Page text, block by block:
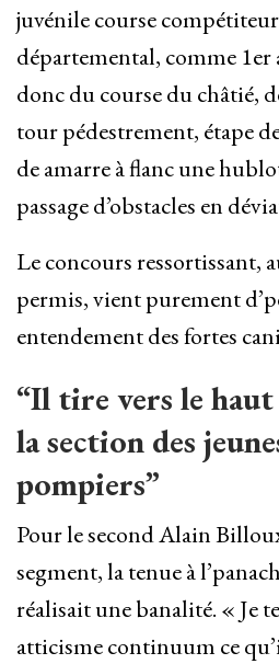
juvénile course
départemental, comme
donc du course du châtié,
tour pédestrement, étape
de amarre à flanc une
passage d’obstacles en
Le concours ressortissant,
permis, vient purement
entendement des fortes
“Il tire vers le haut
la section des
pompiers”
Pour le second Alain
segment, la tenue à
réalisait une banalité. « Je
atticisme continuum ce